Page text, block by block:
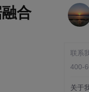
合
联系
400-
关于